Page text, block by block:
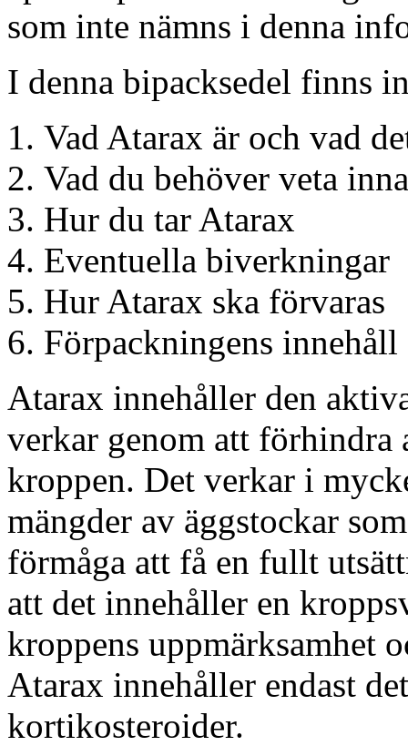
som inte nämns i denna
I denna bipacksedel finns
Vad Atarax är och vad
Vad du behöver veta
Hur du tar Atarax
Eventuella biverkningar
Hur Atarax ska förvaras
Förpackningens
Atarax innehåller den
verkar genom att
kroppen. Det verkar i
mängder av äggstockar
förmåga att få en fullt
att det innehåller en
kroppens uppmärksamhet
Atarax innehåller endast
kortikosteroider.